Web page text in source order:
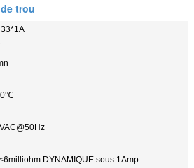
trou
DYNAMIQUE sous 1Amp